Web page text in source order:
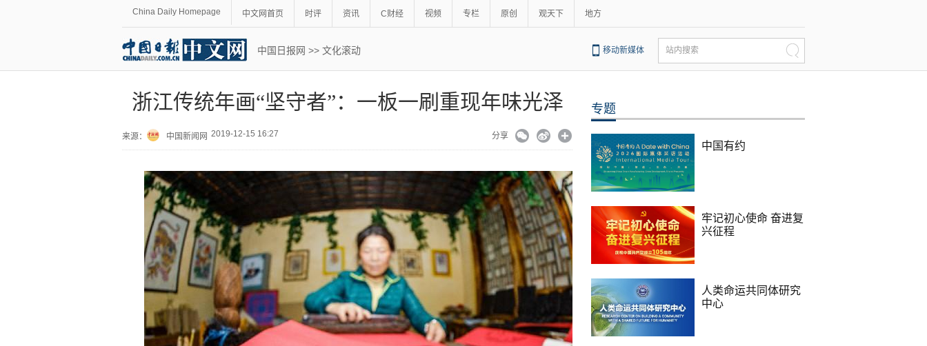
China Daily Homepage 中文网首页 时评 资讯 C财经 视频 专栏 原创 观天下 地方
中国日报网 >> 文化滚动 移动新媒体 站内搜索
浙江传统年画“坚守者”：一板一刷重现年味光泽
来源： 中国新闻网 2019-12-15 16:27 分享
专题
中国有约
牢记初心使命 奋进复
兴征程
人类命运共同体研究
中心